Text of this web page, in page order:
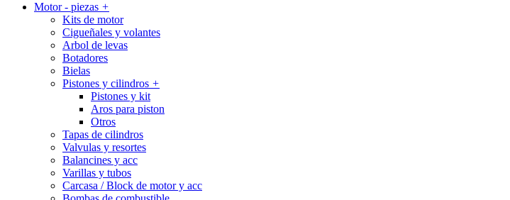
Motor - piezas +
Kits de motor
Cigueñales y volantes
Arbol de levas
Botadores
Bielas
Pistones y cilindros +
Pistones y kit
Aros para piston
Otros
Tapas de cilindros
Valvulas y resortes
Balancines y acc
Varillas y tubos
Carcasa / Block de motor y acc